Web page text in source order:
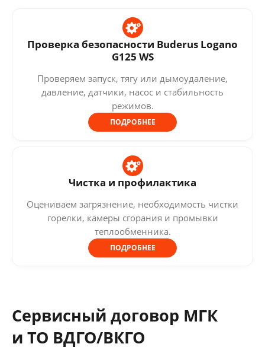
Проверка безопасности Buderus Logano
G125 WS
Проверяем запуск, тягу или дымоудаление,
давление, датчики, насос и стабильность
режимов.
ПОДРОБНЕЕ
Чистка и профилактика
Оцениваем загрязнение, необходимость чистки
горелки, камеры сгорания и промывки
теплообменника.
ПОДРОБНЕЕ
Сервисный договор МГК
и ТО ВДГО/ВКГО